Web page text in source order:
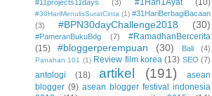
#11projects11days (3) #1Hari1Ayat (10)
#30HariMenulisSuratCinta (1) #31HariBerbagiBacaan
(3)
#BPN30dayChallenge2018 (30)
#PameranBukuBdg (7)
#RamadhanBercerita
(15)
#bloggerperempuan (30) Bali (4)
Panahan 101 (1) Review film korea (13) SEO (7)
antologi (18) artikel (191)
asean
blogger (9) asean blogger festival indonesia